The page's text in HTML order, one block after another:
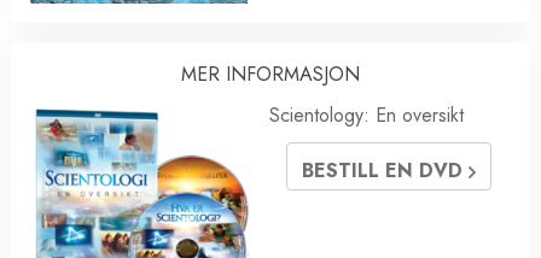
MER INFORMASJON
Scientology: En oversikt
BESTILL EN DVD